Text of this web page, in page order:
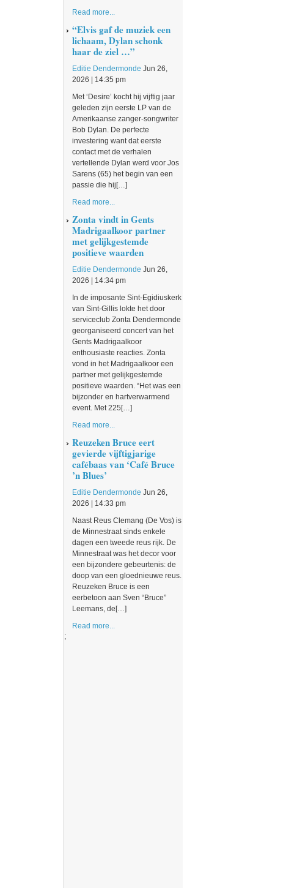
Read more...
“Elvis gaf de muziek een
lichaam, Dylan schonk
haar de ziel …”
Editie Dendermonde Jun 26,
2026 | 14:35 pm
Met ‘Desire’ kocht hij vijftig jaar
geleden zijn eerste LP van de
Amerikaanse zanger-songwriter
Bob Dylan. De perfecte
investering want dat eerste
contact met de verhalen
vertellende Dylan werd voor Jos
Sarens (65) het begin van een
passie die hij[…]
Read more...
Zonta vindt in Gents
Madrigaalkoor partner
met gelijkgestemde
positieve waarden
Editie Dendermonde Jun 26,
2026 | 14:34 pm
In de imposante Sint-Egidiuskerk
van Sint-Gillis lokte het door
serviceclub Zonta Dendermonde
georganiseerd concert van het
Gents Madrigaalkoor
enthousiaste reacties. Zonta
vond in het Madrigaalkoor een
partner met gelijkgestemde
positieve waarden. “Het was een
bijzonder en hartverwarmend
event. Met 225[…]
Read more...
Reuzeken Bruce eert
gevierde vijftigjarige
cafébaas van ‘Café Bruce
’n Blues’
Editie Dendermonde Jun 26,
2026 | 14:33 pm
Naast Reus Clemang (De Vos) is
de Minnestraat sinds enkele
dagen een tweede reus rijk. De
Minnestraat was het decor voor
een bijzondere gebeurtenis: de
doop van een gloednieuwe reus.
Reuzeken Bruce is een
eerbetoon aan Sven “Bruce”
Leemans, de[…]
Read more...
;